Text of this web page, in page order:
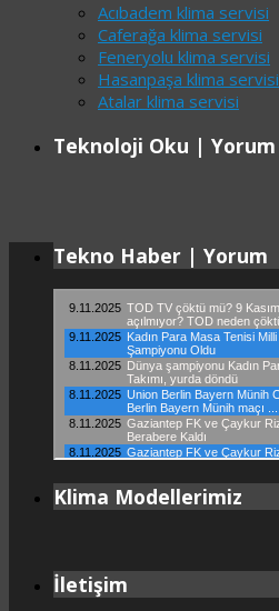
Acıbadem klima servisi
Caferağa klima servisi
Feneryolu klima servisi
Hasanpaşa klima servisi
Atalar klima servisi
Teknoloji Oku | Yorum
Tekno Haber | Yorum
Klima Modellerimiz
İletişim